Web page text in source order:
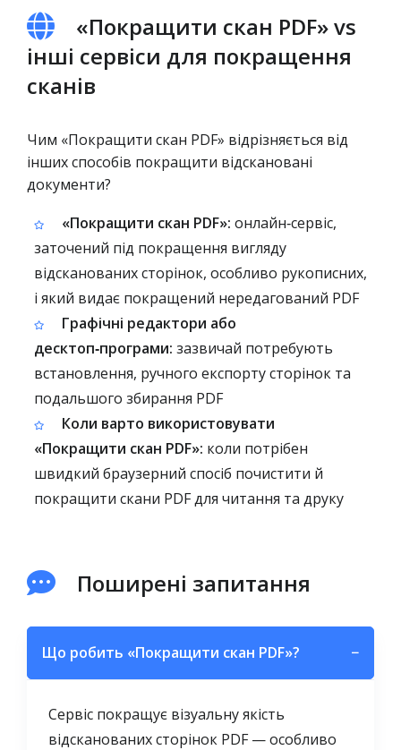
«Покращити скан PDF» vs
інші сервіси для покращення
сканів
Чим «Покращити скан PDF» відрізняється від
інших способів покращити відскановані
документи?
«Покращити скан PDF»: онлайн‑сервіс,
заточений під покращення вигляду
відсканованих сторінок, особливо рукописних,
і який видає покращений нередагований PDF
Графічні редактори або
десктоп‑програми: зазвичай потребують
встановлення, ручного експорту сторінок та
подальшого збирання PDF
Коли варто використовувати
«Покращити скан PDF»: коли потрібен
швидкий браузерний спосіб почистити й
покращити скани PDF для читання та друку
Поширені запитання
Що робить «Покращити скан PDF»? −
Сервіс покращує візуальну якість
відсканованих сторінок PDF — особливо